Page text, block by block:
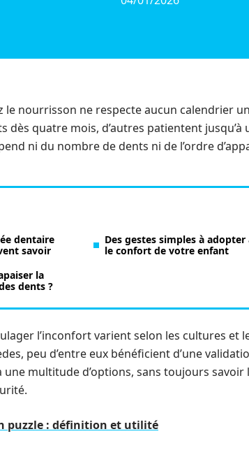
le nourrisson ne respecte aucun calendrier
quatre mois, d’autres patientent jusqu’à
ni du nombre de dents ni de l’ordre
dentaire
savoir
la
dents ?
Des gestes simples à
le confort de votre enfant
l’inconfort varient selon les cultures et
peu d’entre eux bénéficient d’une
multitude d’options, sans toujours
puzzle : définition et utilité